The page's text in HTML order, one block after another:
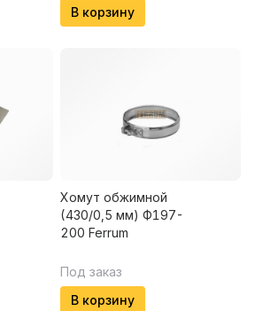
В корзину
Хомут обжимной
(430/0,5 мм) Ф197-
200 Ferrum
Под заказ
В корзину